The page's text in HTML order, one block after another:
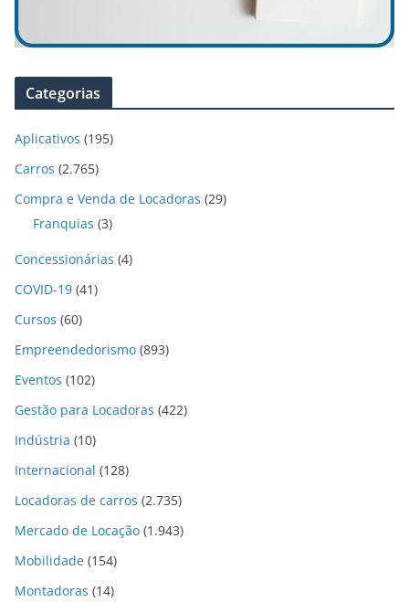
Categorias
Aplicativos (195)
Carros (2.765)
Compra e Venda de Locadoras (29)
Franquias (3)
Concessionárias (4)
COVID-19 (41)
Cursos (60)
Empreendedorismo (893)
Eventos (102)
Gestão para Locadoras (422)
Indústria (10)
Internacional (128)
Locadoras de carros (2.735)
Mercado de Locação (1.943)
Mobilidade (154)
Montadoras (14)